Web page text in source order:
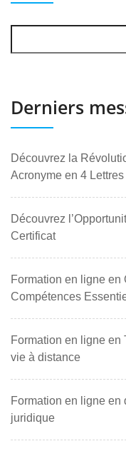
Derniers
Découvrez la
Acronyme en 4 Lettres
Découvrez
Certificat
Formation en ligne en
Compétences
Formation en ligne en
vie à distance
Formation en ligne en
juridique